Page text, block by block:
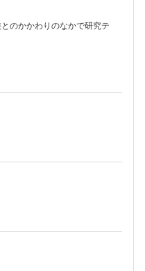
によるデータからの概念抽出と
小児看護学における統計学的手法
状況と課題
のかかわりのなかで研究テ
画の立案
究における倫理的配慮
結果の概要，投稿者と論文
研究デザイン，ランダム化